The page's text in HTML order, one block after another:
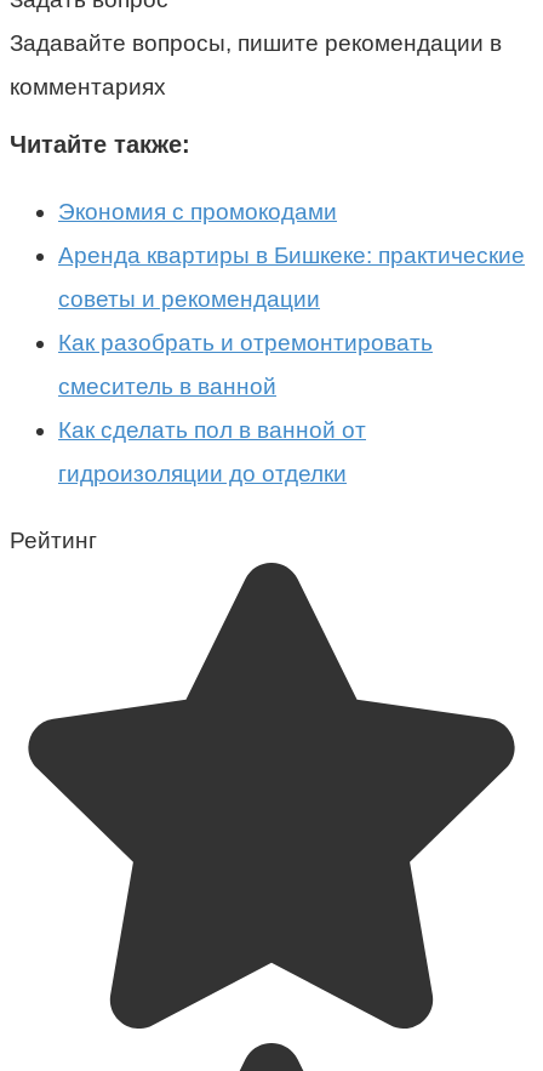
Задавайте вопросы, пишите рекомендации в
комментариях
Читайте также:
Экономия с промокодами
Аренда квартиры в Бишкеке: практические
советы и рекомендации
Как разобрать и отремонтировать
смеситель в ванной
Как сделать пол в ванной от
гидроизоляции до отделки
Рейтинг